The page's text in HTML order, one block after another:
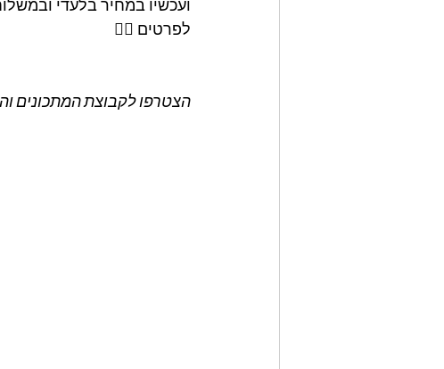
ועכשיו במחיר בלעדי
לפרטים 👇🏼
הצטרפו לקבוצת המתכונים